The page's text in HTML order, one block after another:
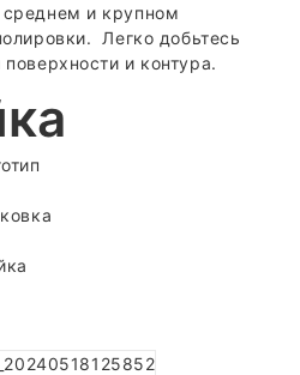
и крупном
Легко добьтесь
и контура.